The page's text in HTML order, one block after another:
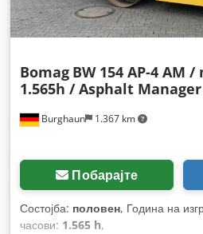
Burghaun 1.367 km
Bomag BW 154 AP-4 AM /
1.565h / Asphalt Manager
Побарајте
Состојба: половен, Година на
часови: 1.565 h,